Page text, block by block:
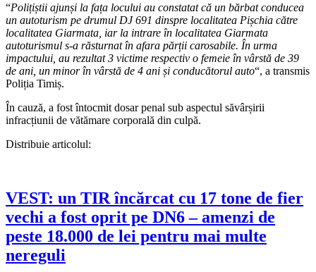
“Polițiștii ajunși la fața locului au constatat că un bărbat conducea
un autoturism pe drumul DJ 691 dinspre localitatea Pișchia către
localitatea Giarmata, iar la intrare în localitatea Giarmata
autoturismul s-a răsturnat în afara părții carosabile. În urma
impactului, au rezultat 3 victime respectiv o femeie în vârstă de 39
de ani, un minor în vârstă de 4 ani și conducătorul auto“, a transmis
Poliția Timiș.
În cauză, a fost întocmit dosar penal sub aspectul săvârșirii
infracțiunii de vătămare corporală din culpă.
Distribuie articolul:
VEST: un TIR încărcat cu 17 tone de fier
vechi a fost oprit pe DN6 – amenzi de
peste 18.000 de lei pentru mai multe
nereguli